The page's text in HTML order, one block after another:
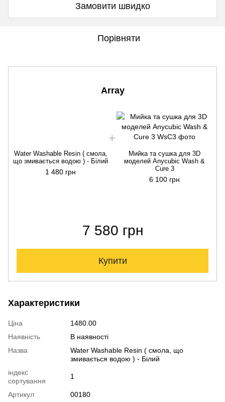
Замовити швидко
Порівняти
Array
Water Washable Resin ( смола,
що змивається водою ) - Білий
1 480 грн
Мийка та сушка для 3D
моделей Anycubic Wash &
Cure 3
6 100 грн
7 580 грн
Купити
Характеристики
Ціна
1480.00
Наявність
В наявності
Назва
Water Washable Resin ( смола, що
змивається водою ) - Білий
індекс
сортування
1
Артикул
00180